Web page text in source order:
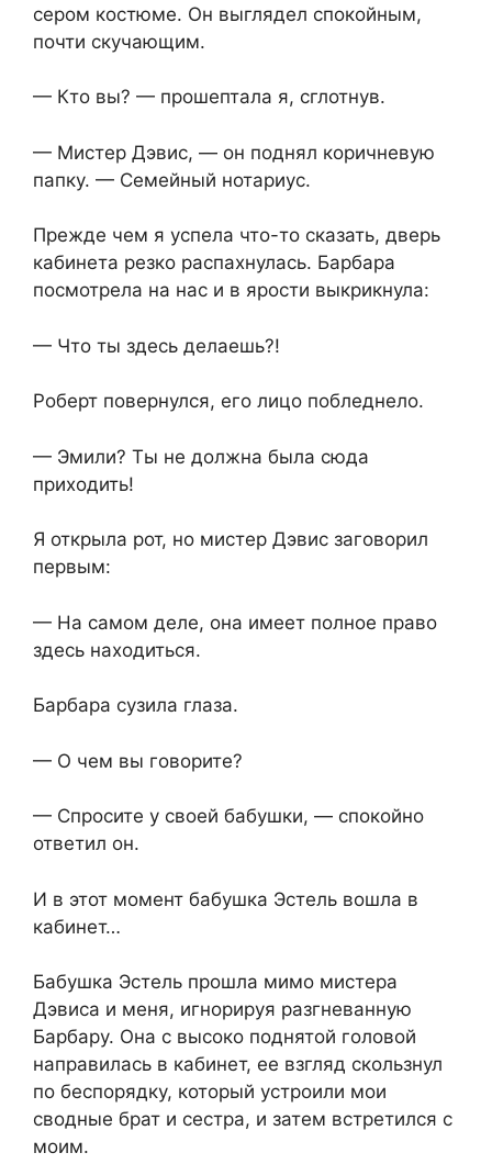
сером костюме. Он выглядел спокойным,
почти скучающим.
— Кто вы? — прошептала я, сглотнув.
— Мистер Дэвис, — он поднял коричневую
папку. — Семейный нотариус.
Прежде чем я успела что-то сказать, дверь
кабинета резко распахнулась. Барбара
посмотрела на нас и в ярости выкрикнула:
— Что ты здесь делаешь?!
Роберт повернулся, его лицо побледнело.
— Эмили? Ты не должна была сюда
приходить!
Я открыла рот, но мистер Дэвис заговорил
первым:
— На самом деле, она имеет полное право
здесь находиться.
Барбара сузила глаза.
— О чем вы говорите?
— Спросите у своей бабушки, — спокойно
ответил он.
И в этот момент бабушка Эстель вошла в
кабинет…
Бабушка Эстель прошла мимо мистера
Дэвиса и меня, игнорируя разгневанную
Барбару. Она с высоко поднятой головой
направилась в кабинет, ее взгляд скользнул
по беспорядку, который устроили мои
сводные брат и сестра, и затем встретился с
моим.